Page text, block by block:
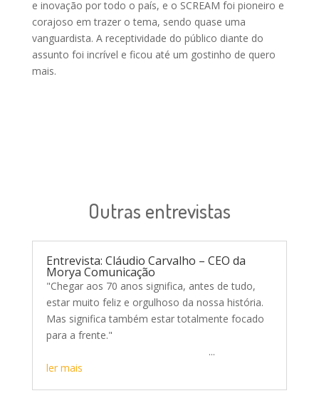
e inovação por todo o país, e o SCREAM foi pioneiro e
corajoso em trazer o tema, sendo quase uma
vanguardista. A receptividade do público diante do
assunto foi incrível e ficou até um gostinho de quero
mais.
Outras entrevistas
Entrevista: Cláudio Carvalho – CEO da
Morya Comunicação
"Chegar aos 70 anos significa, antes de tudo,
estar muito feliz e orgulhoso da nossa história.
Mas significa também estar totalmente focado
para a frente."
...
ler mais